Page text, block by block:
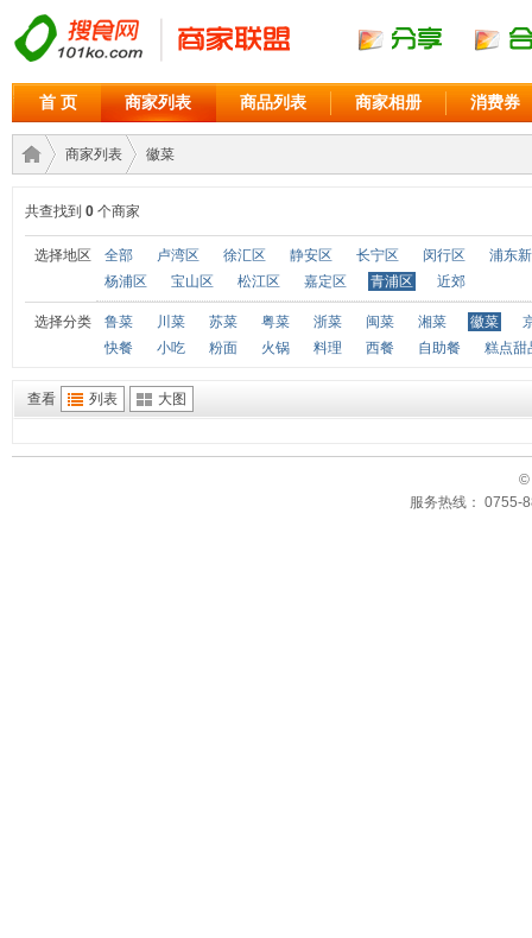
首 页 商家列表 商品列表 商家相册 消费券
商家›
商家列表
›
徽菜
共查找到 0 个商家
选择地区 全部 卢湾区 徐汇区 静安区 长宁区 闵行区
浦东
杨浦区
宝山区 松江区 嘉定区 青浦区 近郊
选择分类 鲁菜 川菜 苏菜 粤菜 浙菜 闽菜 湘菜 徽菜
快餐
小吃 粉面 火锅 料理 西餐 自助餐 糕点甜
查看 列表 大图
©
服务热线： 0755-